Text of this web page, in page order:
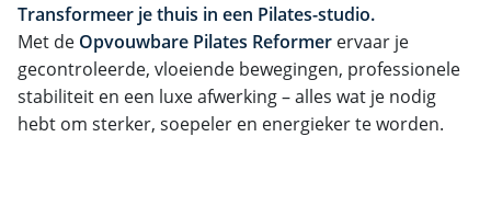
Transformeer je thuis in een Pilates-studio.
Met de Opvouwbare Pilates Reformer ervaar je
gecontroleerde, vloeiende bewegingen, professionele
stabiliteit en een luxe afwerking – alles wat je nodig
hebt om sterker, soepeler en energieker te worden.